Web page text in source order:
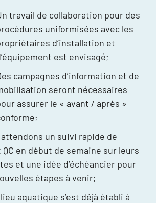
travail de collaboration pour des
uniformisées avec les
d’installation et
est envisagé;
campagnes d’information et de
seront nécessaires
assurer le « avant / après »
attendons un suivi rapide de
QC en début de semaine sur leurs
et une idée d’échéancier pour
étapes à venir;
aquatique s’est déjà établi à